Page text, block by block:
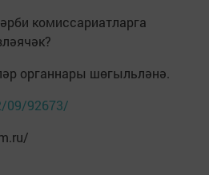
комиссариатларга
органнары шөгыльләнә.
09/92673/